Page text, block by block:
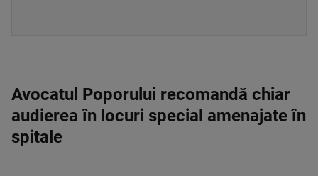
Avocatul Poporului recomandă chiar
audierea în locuri special amenajate în
spitale